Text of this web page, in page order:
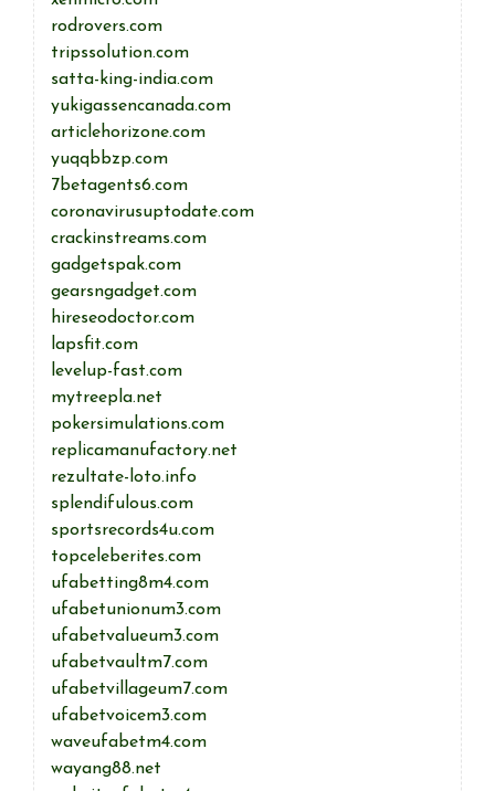
rodrovers.com
tripssolution.com
satta-king-india.com
yukigassencanada.com
articlehorizone.com
yuqqbbzp.com
7betagents6.com
coronavirusuptodate.com
crackinstreams.com
gadgetspak.com
gearsngadget.com
hireseodoctor.com
lapsfit.com
levelup-fast.com
mytreepla.net
pokersimulations.com
replicamanufactory.net
rezultate-loto.info
splendifulous.com
sportsrecords4u.com
topceleberites.com
ufabetting8m4.com
ufabetunionum3.com
ufabetvalueum3.com
ufabetvaultm7.com
ufabetvillageum7.com
ufabetvoicem3.com
waveufabetm4.com
wayang88.net